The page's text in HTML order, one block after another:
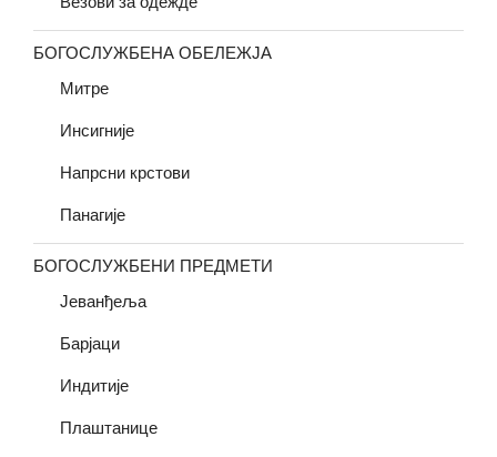
БОГОСЛУЖБЕНА ОБЕЛЕЖЈА
Митре
Инсигније
Напрсни крстови
Панагије
БОГОСЛУЖБЕНИ ПРЕДМЕТИ
Јеванђеља
Барјаци
Индитије
Плаштанице